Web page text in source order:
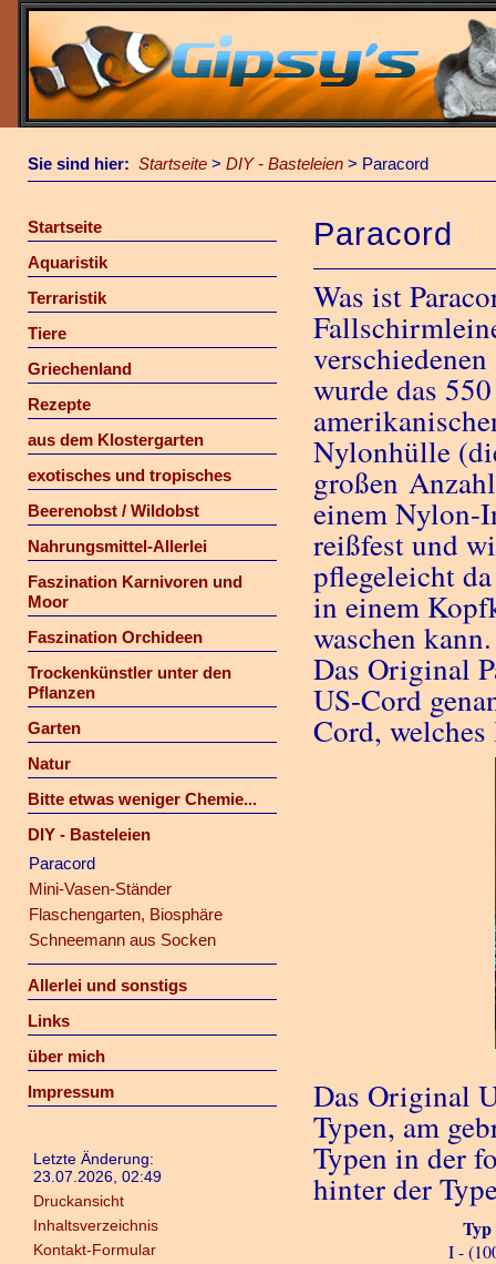
Sie sind hier: Startseite > DIY - Basteleien > Paracord
Startseite
Aquaristik
Terraristik
Tiere
Griechenland
Rezepte
aus dem Klostergarten
exotisches und tropisches
Beerenobst / Wildobst
Nahrungsmittel-Allerlei
Faszination Karnivoren und
Moor
Faszination Orchideen
Trockenkünstler unter den
Pflanzen
Garten
Natur
Bitte etwas weniger Chemie...
DIY - Basteleien
Paracord
Mini-Vasen-Ständer
Flaschengarten, Biosphäre
Schneemann aus Socken
Allerlei und sonstigs
Links
über mich
Impressum
Letzte Änderung:
23.07.2026, 02:49
Druckansicht
Inhaltsverzeichnis
Kontakt-Formular
Paracord
Was ist
wurde das
Nylonhülle
großen
einem Nylon-
reißfest und
pflegeleicht
in einem
waschen kann.
Das Original
US-Cord
Cord,
Das Original
Typen, am
Typen in der
hinter der
Typ
I -